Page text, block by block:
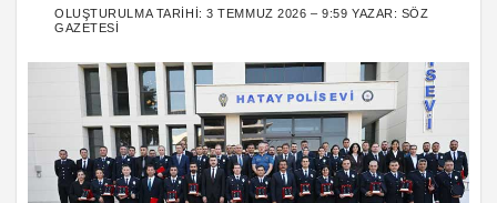
OLUŞTURULMA TARIHI:3 TEMMUZ 2026 – 9:59 YAZAR: SÖZ
GAZETESI